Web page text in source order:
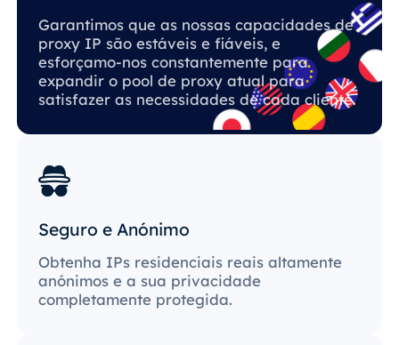
Garantimos que as nossas capacidades de
proxy IP são estáveis ​​e fiáveis, e
esforçamo-nos constantemente para
expandir o pool de proxy atual para
satisfazer as necessidades de cada cliente.
Seguro e Anónimo
Obtenha IPs residenciais reais altamente
anónimos e a sua privacidade
completamente protegida.